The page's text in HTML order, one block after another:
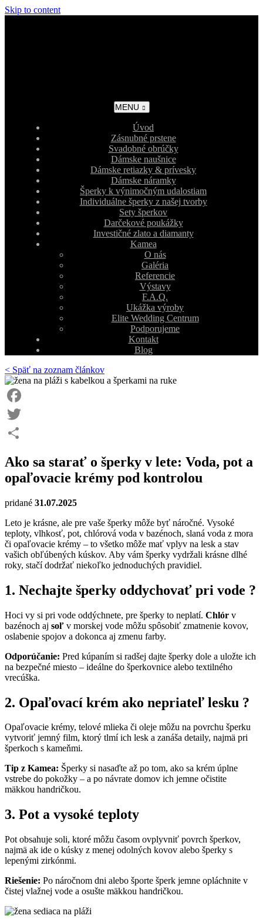
Skip to content
MENU
Úvod
Zásnubné prstene
Svadobné obrúčky
Dámske naušnice
Dámske retiazky & prívesky
Dámske náramky
Šperky k výnimočným udalostiam
Individuálne šperky z našej tvorby
Sety šperkov
Darčekové poukážky
Investičné zlato a diamanty
Kamea
O nás
Galéria
Referencie
Výstavy
F.A.Q.
Ukážka výroby
Elite Wedding Centrum
Podporujeme
Kontakt
Blog
< Späť na zoznam článkov
Facebook
Twitter
Ako sa starať o šperky v lete: Voda, pot a
opaľovacie krémy pod kontrolou
pridané 31.07.2025
Leto je krásne, ale pre vaše šperky môže byť náročné. Vysoké
teploty, vlhkosť, pot, chlórová voda v bazénoch, slaná voda z mora
či opaľovacie krémy – to všetko môže mať vplyv na lesk a stav
vašich obľúbených kúskov. Aby vám šperky vydržali krásne dlhé
roky, stačí dodržať niekoľko jednoduchých pravidiel.
1. Nechajte šperky oddychovať pri vode ?
Hoci vy si pri vode oddýchnete, pre šperky to neplatí. Chlór v
bazénoch aj soľ v morskej vode môžu spôsobiť zmatnenie kovov,
oslabenie spojov a dokonca aj zmenu farby.
Odporúčanie: Pred kúpaním si radšej dajte šperky dole a uložte ich
na bezpečné miesto – ideálne do šperkovnice alebo textilného
vrecúška.
2. Opaľovací krém ako nepriateľ lesku ?
Opaľovacie krémy, telové mlieka či oleje môžu na povrchu šperku
vytvoriť jemný film, ktorý tlmí ich lesk a zanáša detaily, najmä pri
šperkoch s kameňmi.
Tip z Kamea: Šperky si nasaďte až po tom, ako sa krém úplne
vstrebe do pokožky – a po návrate domov ich jemne očistite
mäkkou handričkou.
3. Pot a vysoké teploty
Pot obsahuje soli, ktoré môžu časom ovplyvniť povrch šperkov,
najmä ak ide o kúsky z menej odolných kovov alebo šperky s
lepenými zirkónmi.
Riešenie: Po náročnom dni alebo športe šperk jemne opláchnite v
čistej vlažnej vode a osušte mäkkou handričkou.